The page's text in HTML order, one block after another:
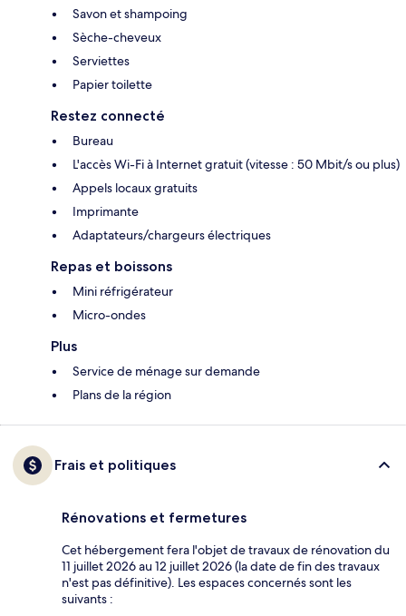
Savon et shampoing
Sèche-cheveux
Serviettes
Papier toilette
Restez connecté
Bureau
L'accès Wi-Fi à Internet gratuit (vitesse : 50 Mbit/s ou plus)
Appels locaux gratuits
Imprimante
Adaptateurs/chargeurs électriques
Repas et boissons
Mini réfrigérateur
Micro-ondes
Plus
Service de ménage sur demande
Plans de la région
Frais et politiques
Rénovations et fermetures
Cet hébergement fera l'objet de travaux de rénovation du
11 juillet 2026 au 12 juillet 2026 (la date de fin des travaux
n'est pas définitive). Les espaces concernés sont les
suivants :